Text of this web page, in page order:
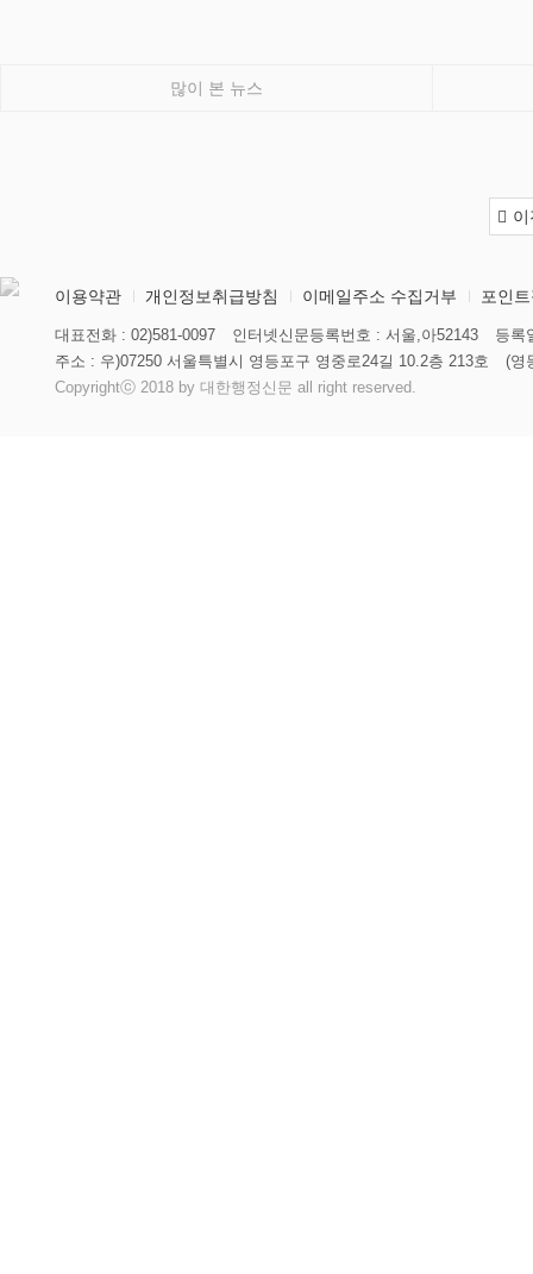
많이 본 뉴스
이용약관 개인정보취급방침 이메일주소 수집거부 포인
대표전화 : 02)581-0097 인터넷신문등록번호 : 서울,아52143
등록
주소 : 우)07250 서울특별시 영등포구 영중로24길 10.2층 213호
(영
Copyrightⓒ 2018 by 대한행정신문 all right reserved.